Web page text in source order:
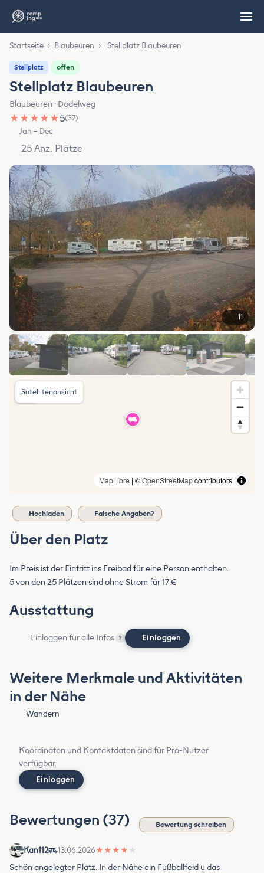
Startseite › Blaubeuren › Stellplatz Blaubeuren
Stellplatz offen
Stellplatz Blaubeuren
Blaubeuren · Dodelweg
★ ★ ★ ★ ★5(37)
Jan – Dec
25 Anz. Plätze
11
MapLibre | ©OpenStreetMapcontributors
Satellitenansicht
Hochladen Falsche Angaben?
Über den Platz
Im Preis ist der Eintritt ins Freibad für eine Person enthalten.
5 von den 25 Plätzen sind ohne Strom für 17 €
Ausstattung
Einloggen für alle Infos ? Einloggen
Weitere Merkmale und Aktivitäten
in der Nähe
Wandern
Koordinaten und Kontaktdaten sind für Pro-Nutzer
verfügbar.
Einloggen
Bewertungen (37) Bewertung schreiben
Kan112 13.06.2026★ ★ ★ ★ ★
Schön angelegter Platz. In der Nähe ein Fußballfeld u das